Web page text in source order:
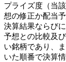
プライズ度（当
想の修正か配当
決算結果ならび
予想との比較及
い銘柄であり、
いた順番で決算